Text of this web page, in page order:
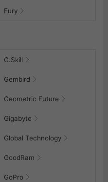
Fury
G.Skill
Gembird
Geometric Future
Gigabyte
Global Technology
GoodRam
GoPro